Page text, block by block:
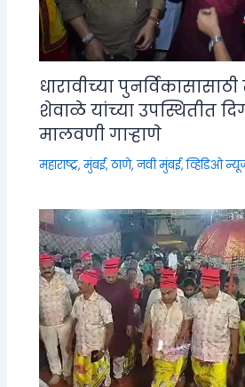
धारावीच्या
शेवाळे यांच्या उपस्थितीत
मालवणी गाऱ्हाणे
महाराष्ट्र,मुंबई, ठाणे, नवी मुंबई,व्हिडिओ